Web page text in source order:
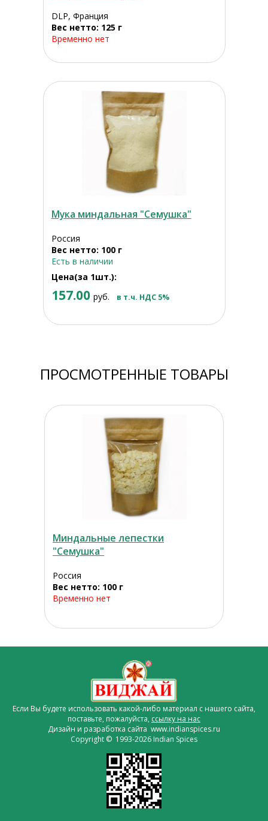
DLP, Франция
Вес нетто: 125 г
Временно нет
Мука миндальная "Семушка"
Россия
Вес нетто: 100 г
Есть в наличии
Цена(за 1шт.):
157.00 руб. в т.ч. НДС 5%
ПРОСМОТРЕННЫЕ ТОВАРЫ
Миндальные лепестки
"Семушка"
Россия
Вес нетто: 100 г
Временно нет
Если Вы будете использовать какой-либо материал с нашего сайта,
поставьте, пожалуйста, ссылку на нас
Дизайн и разработка сайта www.indianspices.ru
Copyright © 1993-2026 Indian Spices